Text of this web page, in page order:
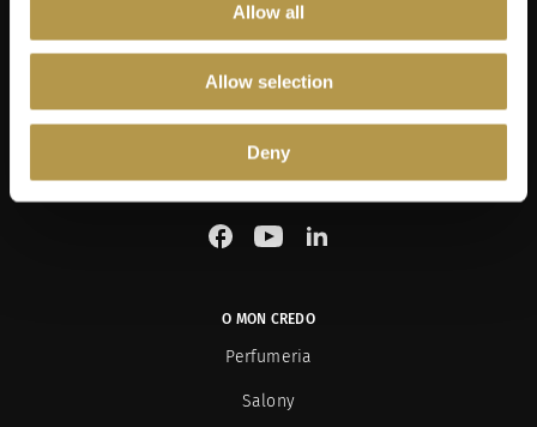
Allow all
Allow selection
Deny
Wyrażam zgodę na przetwarzanie przez Mon Credo moich danych
osobowych w zawartych w formularzu kontaktowym na potrzeby
przesyłania mi informacji marketingowych dotyczących produktów i usług
oferowanych przez sklep internetowy www.moncredo.pl za pomocą
wiadomości e-mail.
See our Facebook
See our YouTube channel
See our LinkedIn
O MON CREDO
Perfumeria
Salony